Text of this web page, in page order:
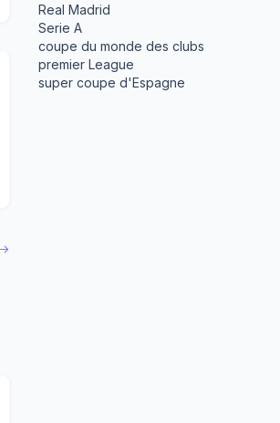
Real Madrid
Serie A
coupe du monde des clubs
premier League
super coupe d'Espagne